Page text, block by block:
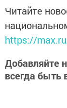
Читайте
https://
Добавляйте
всегда быть